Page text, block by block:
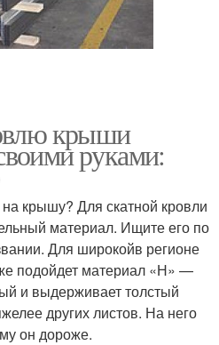
крыши
руками:
крышу? Для скатной кровли
материал. Ищите его по
Для широкойв регионе
подойдет материал «Н» —
и выдерживает толстый
других листов. На него
он дороже.